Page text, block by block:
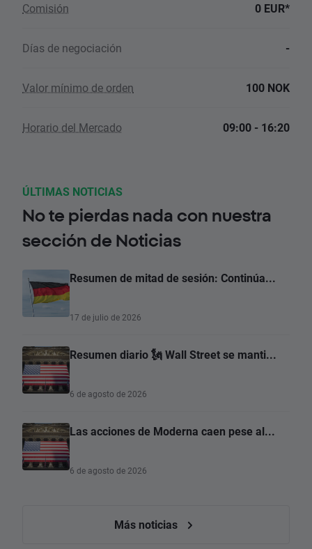
Comisión 0 EUR*
Días de negociación -
Valor mínimo de orden 100 NOK
Horario del Mercado 09:00 - 16:20
ÚLTIMAS NOTICIAS
No te pierdas nada con nuestra
sección de Noticias
Resumen de mitad de sesión: Continúa...
17 de julio de 2026
Resumen diario 🗽 Wall Street se manti...
6 de agosto de 2026
Las acciones de Moderna caen pese al...
6 de agosto de 2026
Más noticias